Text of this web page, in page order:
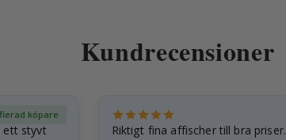
Kundrecensioner
ett styvt
köpare
Riktigt fina affischer till bra priser.